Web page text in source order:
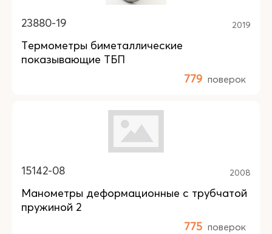
23880-19 2019
Термометры биметаллические
показывающие ТБП
779 поверок
15142-08 2008
Манометры деформационные с трубчатой
пружиной 2
775 поверок